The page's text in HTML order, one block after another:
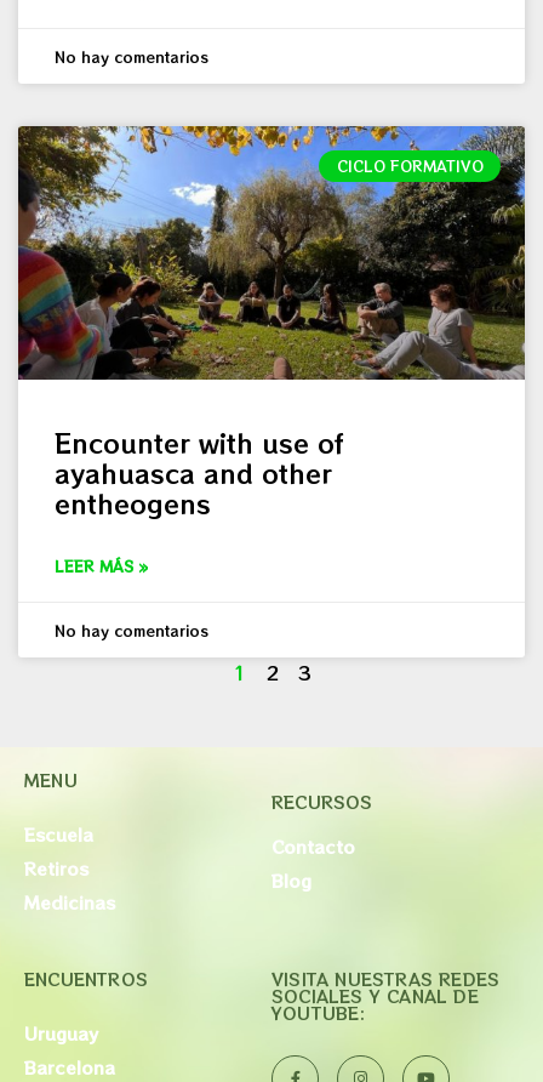
No hay comentarios
CICLO FORMATIVO
Encounter with use of
ayahuasca and other
entheogens
LEER MÁS »
No hay comentarios
1 2 3
MENU
Escuela
Retiros
Medicinas
RECURSOS
Contacto
Blog
ENCUENTROS
Uruguay
Barcelona
VISITA NUESTRAS REDES
SOCIALES Y CANAL DE
YOUTUBE: